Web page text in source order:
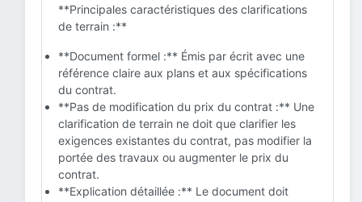
**Principales caractéristiques des clarifications
de terrain :**
**Document formel :** Émis par écrit avec une
référence claire aux plans et aux spécifications
du contrat.
**Pas de modification du prix du contrat :** Une
clarification de terrain ne doit que clarifier les
exigences existantes du contrat, pas modifier la
portée des travaux ou augmenter le prix du
contrat.
**Explication détaillée :** Le document doit